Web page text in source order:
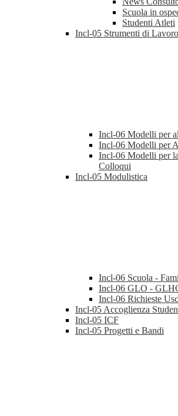
Scuola in
Studenti Atleti
Incl-05 Strumenti di Lavoro
Incl-06 Modelli per
Incl-06 Modelli per
Incl-06 Modelli per
Colloqui
Incl-05 Modulistica
Incl-06 Scuola -
Incl-06 GLO -
Incl-06 Richieste
Incl-05 Accoglienza
Incl-05 ICF
Incl-05 Progetti e Bandi